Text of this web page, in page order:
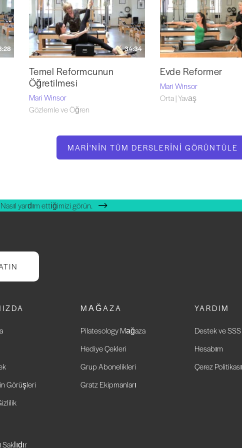
34:34
Temel Reformcunun
Öğretilmesi
Mari Winsor
Gözlemle ve Öğren
Evde Reformer
Mari Winsor
Orta | Yavaş
MARI'NIN TÜM DERSLERINI GÖRÜNTÜLE
yardım ettiğimizi görün.
Görüşleri
MAĞAZA
Pilatesology Mağaza
Hediye Çekleri
Grup Abonelikleri
Gratz Ekipmanları
YARDIM
Destek ve SSS
Hesabım
Çerez Politikası